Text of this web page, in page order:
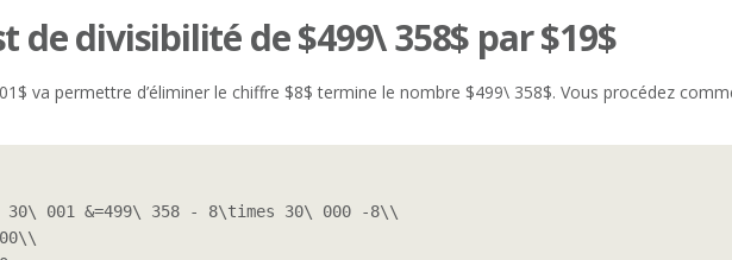
de divisibilité de $499\ 358$ par $19$
va permettre d’éliminer le chiffre $8$ termine le nombre $499\ 358$. Vous procédez
001 &=499\ 358 - 8\times 30\ 000 -8\\